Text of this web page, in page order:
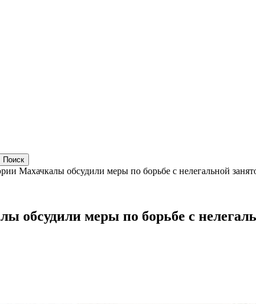
Махачкалы обсудили меры по борьбе с нелегальной
обсудили меры по борьбе с